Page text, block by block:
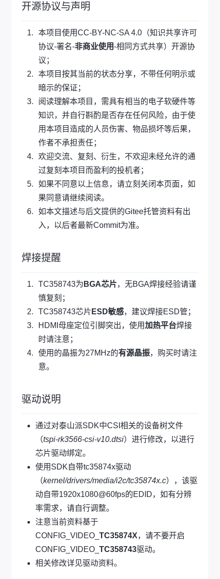
开源协议与声明
本项目使用CC-BY-NC-SA 4.0（知识共享许可
协议-署名-非商业使用-相同方式共享）开源协
议；
本项目按其当前的状态分享，不带任何明示或
暗示的保证；
阅读理解本项目，需具有相当的电子软硬件等
知识，并自行斟酌是否存在任何风险，由于使
用本项目造成的人员伤害、物品损坏等后果，
作者不承担责任；
欢迎交流、复刻、衍生，不欢迎未经允许的通
过复刻本项目而盈利的投机者；
如果不同意以上信息，请立刻关闭本页面，如
果同意请继续阅读。
如本文描述与后文提供的Gitee托管资料有出
入，以后者最新Commit为准。
焊接提醒
TC358743为 BGA芯片，无BGA焊接经验请谨
慎复刻；
TC358743芯片 ESD敏感，建议焊接ESD管；
HDMI母座定位引脚突出，使用加热平台焊接
时请注意；
使用的晶振为27MHz的有源晶振，购买时请注
意。
驱动说明
通过对泰山派SDK中CSI相关的设备树文件
（tspi-rk3566-csi-v10.dtsi）进行修改，以进行
芯片驱动绑定。
使用SDK自带tc35874x驱动
（kernel/drivers/media/i2c/tc35874x.c），该驱
动自带1920x1080@60fps的EDID，如有分辨
率需求，请自行调整。
注意当前资料基于
CONFIG_VIDEO_ TC35874X，请不要开启
CONFIG_VIDEO_ TC358743驱动。
相关修改详见驱动资料。